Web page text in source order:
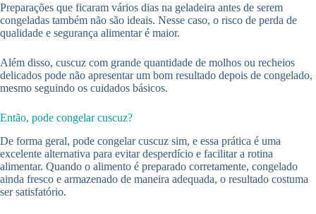
Preparações que ficaram vários dias na geladeira antes de serem
congeladas também não são ideais. Nesse caso, o risco de perda de
qualidade e segurança alimentar é maior.
Além disso, cuscuz com grande quantidade de molhos ou recheios
delicados pode não apresentar um bom resultado depois de congelado,
mesmo seguindo os cuidados básicos.
Então, pode congelar cuscuz?
De forma geral, pode congelar cuscuz sim, e essa prática é uma
excelente alternativa para evitar desperdício e facilitar a rotina
alimentar. Quando o alimento é preparado corretamente, congelado
ainda fresco e armazenado de maneira adequada, o resultado costuma
ser satisfatório.